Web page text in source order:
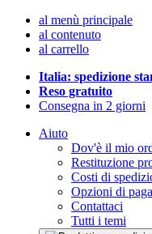
al menù principale
al contenuto
al carrello
Italia: spedizione
Reso gratuito
Consegna in 2 giorni
Aiuto
Dov'è il mio
Restituzione
Costi di
Opzioni di
Contattaci
Tutti i temi